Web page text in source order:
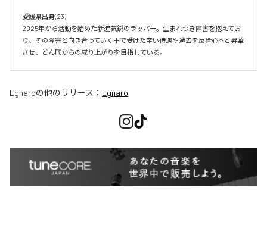
愛媛県出身(23)
2025年から活動を始めた新進気鋭のラッパー。生まれつき障害を抱えてお
り、その障害と向き合っていく中で受けた辛い待遇や過去を反骨心へと昇華
させ、どん底からの成り上がりを目指している。
Egnaroの他のリリース： Egnaro